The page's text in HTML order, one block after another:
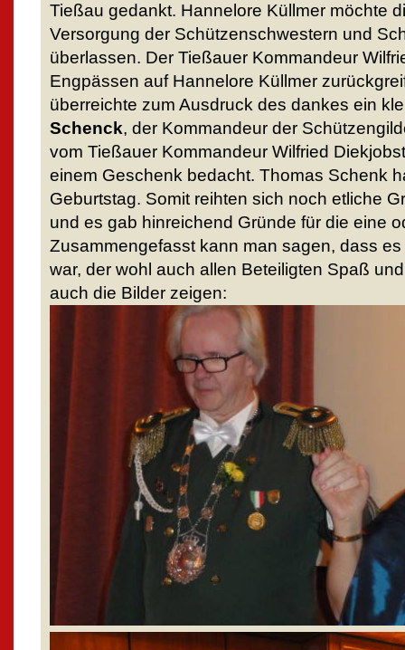
Tießau gedankt. Hannelore Küllmer möchte
Versorgung der Schützenschwestern und
überlassen. Der Tießauer Kommandeur
Engpässen auf Hannelore Küllmer
überreichte zum Ausdruck des dankes ein
Schenck, der Kommandeur der
vom Tießauer Kommandeur Wilfried
einem Geschenk bedacht. Thomas Schenk
Geburtstag. Somit reihten sich noch etliche
und es gab hinreichend Gründe für die eine
Zusammengefasst kann man sagen, dass
war, der wohl auch allen Beteiligten Spaß
auch die Bilder zeigen: